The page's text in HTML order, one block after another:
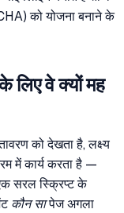
को योजना बनाने के
वे क्यों मह
को देखता है, लक्ष्य
में कार्य करता है —
सरल स्क्रिप्ट के
कौन सापेज अगला